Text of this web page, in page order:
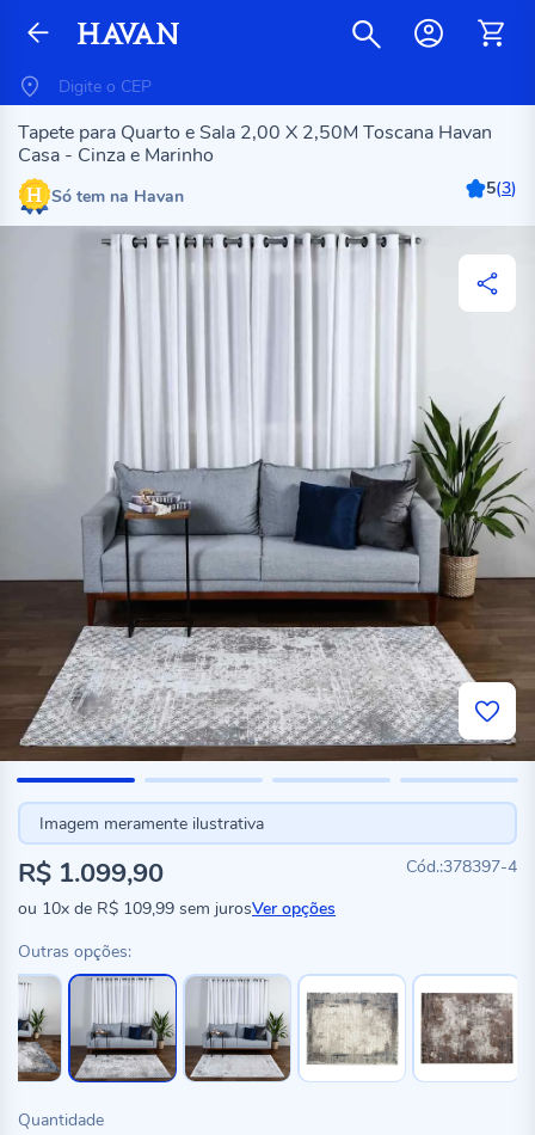
Tapete para Quarto e Sala 2,00 X 2,50M Toscana Havan
Casa - Cinza e Marinho
Só tem na Havan 5(3)
Imagem meramente ilustrativa
378397-4
R$ 1.099,90
ou 10x de R$ 109,99 sem jurosVer opções
Outras opções:
Quantidade